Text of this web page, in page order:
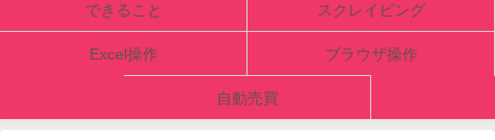
できること スクレイピング
Excel操作 ブラウザ操作
自動売買